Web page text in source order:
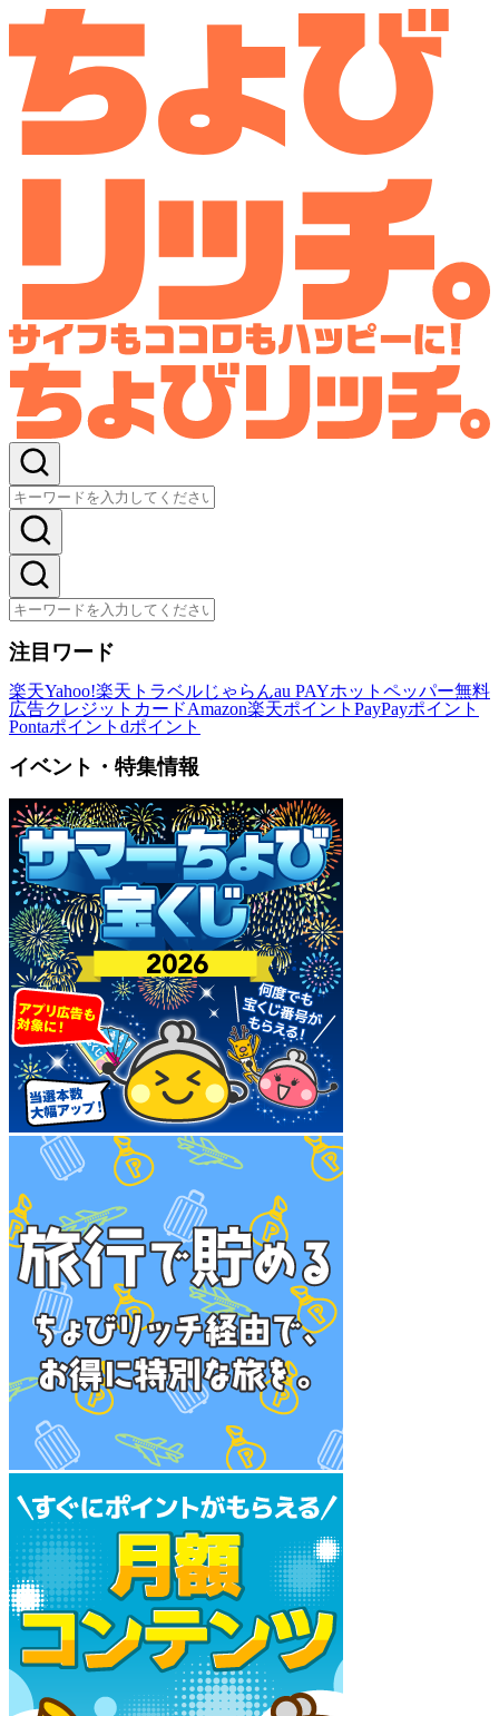
注目ワード
楽天Yahoo!楽天トラベルじゃらんau PAYホットペッパー無料
広告クレジットカードAmazon楽天ポイント PayPayポイント
Pontaポイント dポイント
イベント・特集情報